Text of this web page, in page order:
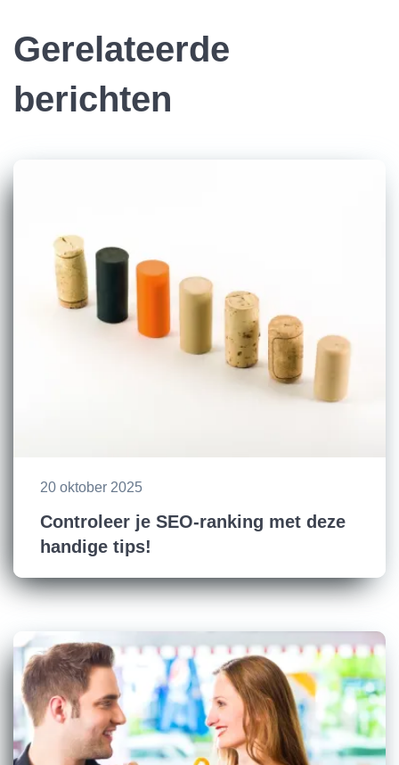
Gerelateerde
berichten
20 oktober 2025
Controleer je SEO-ranking met deze
handige tips!